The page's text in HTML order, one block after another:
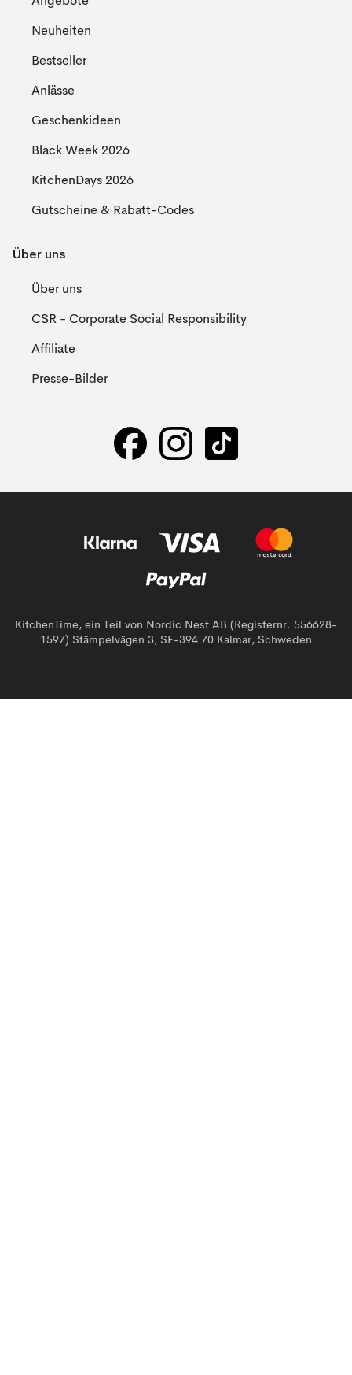
Neuheiten
Bestseller
Anlässe
Geschenkideen
Black Week 2026
KitchenDays 2026
Gutscheine & Rabatt-Codes
Über uns
Über uns
CSR - Corporate Social Responsibility
Affiliate
Presse-Bilder
KitchenTime, ein Teil von Nordic Nest AB (Registernr. 556628-
1597) Stämpelvägen 3, SE-394 70 Kalmar, Schweden